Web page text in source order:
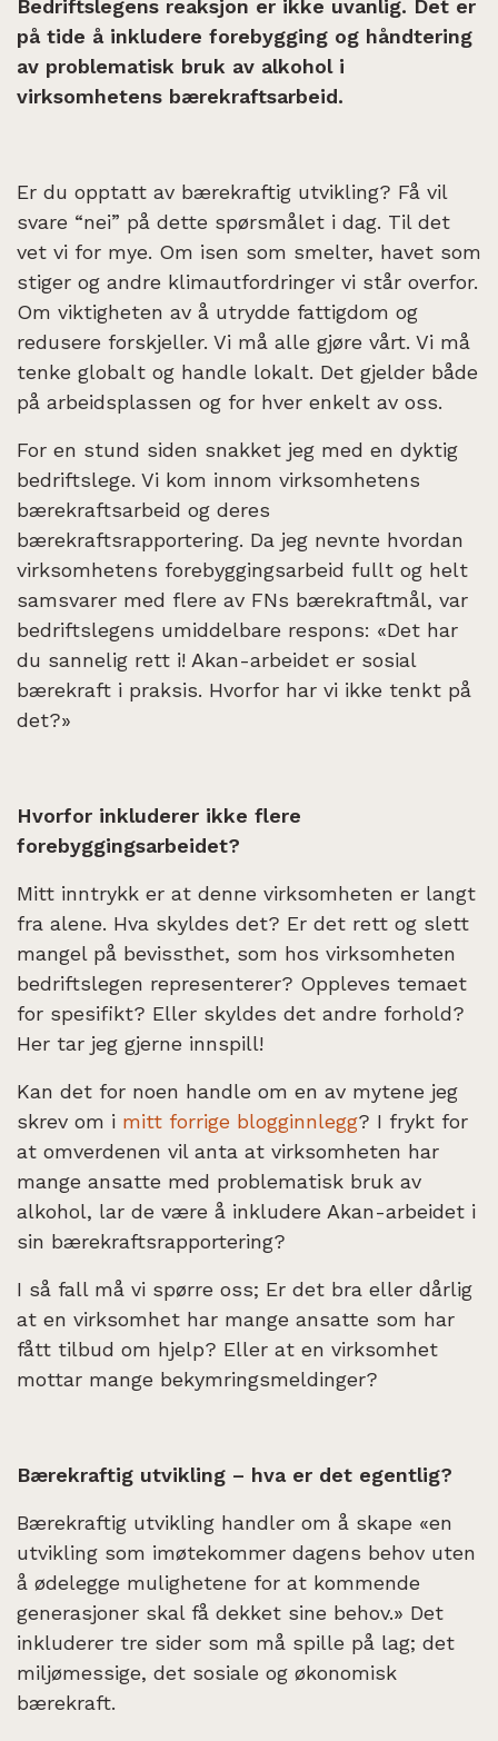
Bedriftslegens reaksjon er ikke uvanlig. Det er
på tide å inkludere forebygging og håndtering
av problematisk bruk av alkohol i
virksomhetens bærekraftsarbeid.
Er du opptatt av bærekraftig utvikling? Få vil
svare “nei” på dette spørsmålet i dag. Til det
vet vi for mye. Om isen som smelter, havet som
stiger og andre klimautfordringer vi står overfor.
Om viktigheten av å utrydde fattigdom og
redusere forskjeller. Vi må alle gjøre vårt. Vi må
tenke globalt og handle lokalt. Det gjelder både
på arbeidsplassen og for hver enkelt av oss.
For en stund siden snakket jeg med en dyktig
bedriftslege. Vi kom innom virksomhetens
bærekraftsarbeid og deres
bærekraftsrapportering. Da jeg nevnte hvordan
virksomhetens forebyggingsarbeid fullt og helt
samsvarer med flere av FNs bærekraftmål, var
bedriftslegens umiddelbare respons: «Det har
du sannelig rett i! Akan-arbeidet er sosial
bærekraft i praksis. Hvorfor har vi ikke tenkt på
det?»
Hvorfor inkluderer ikke flere
forebyggingsarbeidet?
Mitt inntrykk er at denne virksomheten er langt
fra alene. Hva skyldes det? Er det rett og slett
mangel på bevissthet, som hos virksomheten
bedriftslegen representerer? Oppleves temaet
for spesifikt? Eller skyldes det andre forhold?
Her tar jeg gjerne innspill!
Kan det for noen handle om en av mytene jeg
skrev om i mitt forrige blogginnlegg? I frykt for
at omverdenen vil anta at virksomheten har
mange ansatte med problematisk bruk av
alkohol, lar de være å inkludere Akan-arbeidet i
sin bærekraftsrapportering?
I så fall må vi spørre oss; Er det bra eller dårlig
at en virksomhet har mange ansatte som har
fått tilbud om hjelp? Eller at en virksomhet
mottar mange bekymringsmeldinger?
Bærekraftig utvikling – hva er det egentlig?
Bærekraftig utvikling handler om å skape «en
utvikling som imøtekommer dagens behov uten
å ødelegge mulighetene for at kommende
generasjoner skal få dekket sine behov.» Det
inkluderer tre sider som må spille på lag; det
miljømessige, det sosiale og økonomisk
bærekraft.